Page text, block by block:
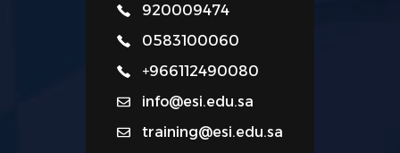
920009474
0583100060
+966112490080
info@esi.edu.sa
training@esi.edu.sa